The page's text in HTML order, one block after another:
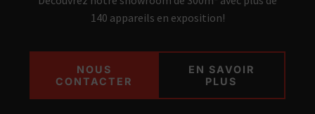
140 appareils en exposition!
NOUS
CONTACTER
EN SAVOIR
PLUS